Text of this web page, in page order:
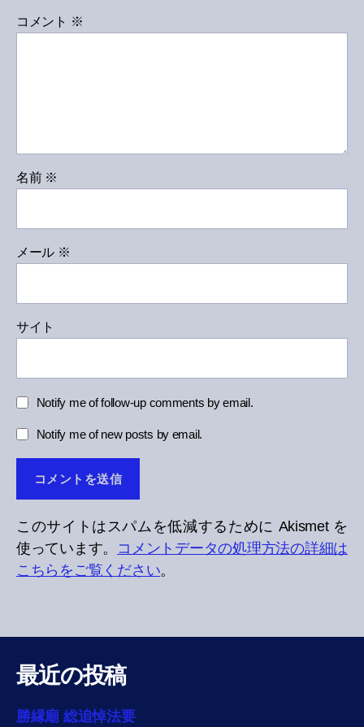
コメント ※
名前 ※
メール ※
サイト
Notify me of follow-up comments by email.
Notify me of new posts by email.
このサイトはスパムを低減するために Akismet を
使っています。 コメントデータの処理方法の詳細は
こちらをご覧ください。
最近の投稿
勝縁廟 総追悼法要